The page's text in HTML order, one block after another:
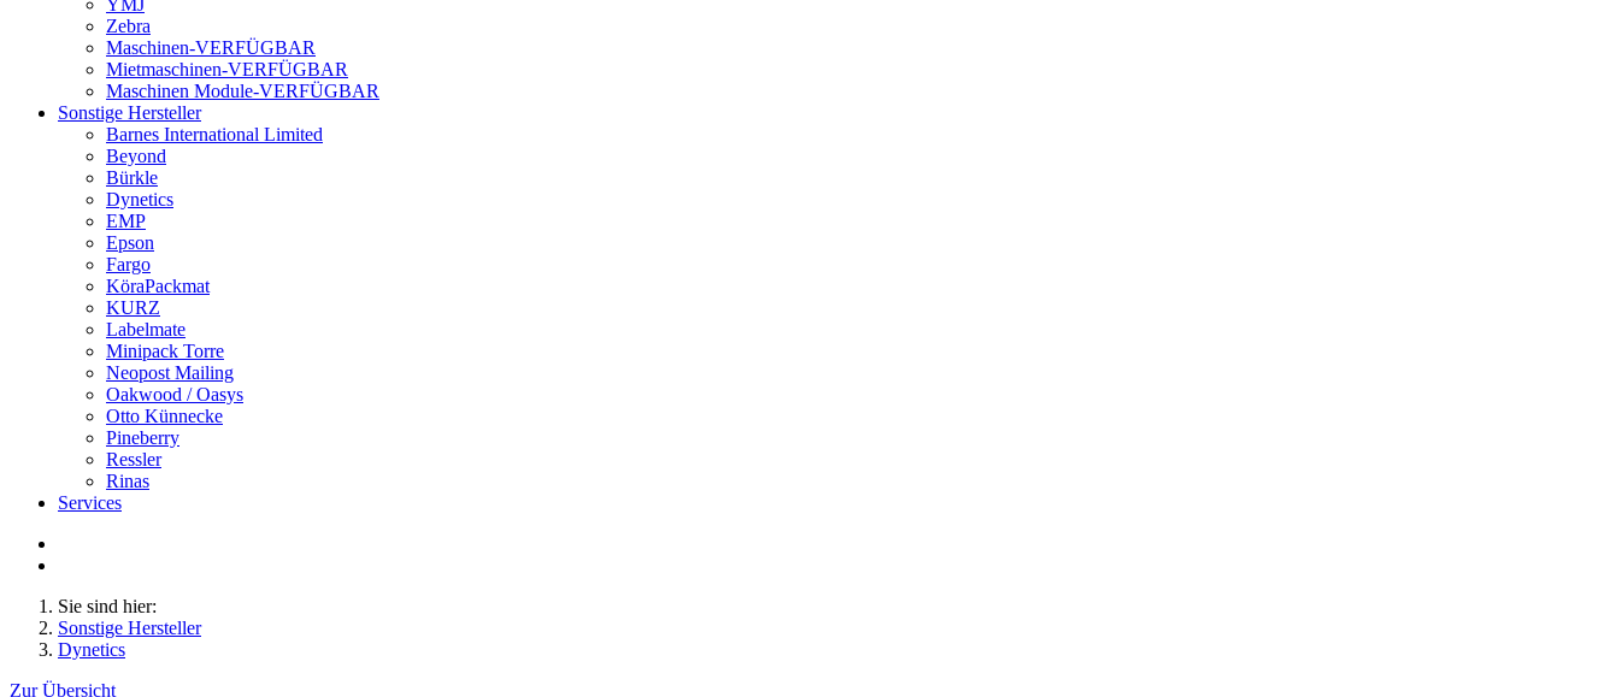
YMJ
Zebra
Maschinen-VERFÜGBAR
Mietmaschinen-VERFÜGBAR
Maschinen Module-VERFÜGBAR
Sonstige Hersteller
Barnes International Limited
Beyond
Bürkle
Dynetics
EMP
Epson
Fargo
KöraPackmat
KURZ
Labelmate
Minipack Torre
Neopost Mailing
Oakwood / Oasys
Otto Künnecke
Pineberry
Ressler
Rinas
Services
Sie sind hier:
Sonstige Hersteller
Dynetics
Zur Übersicht